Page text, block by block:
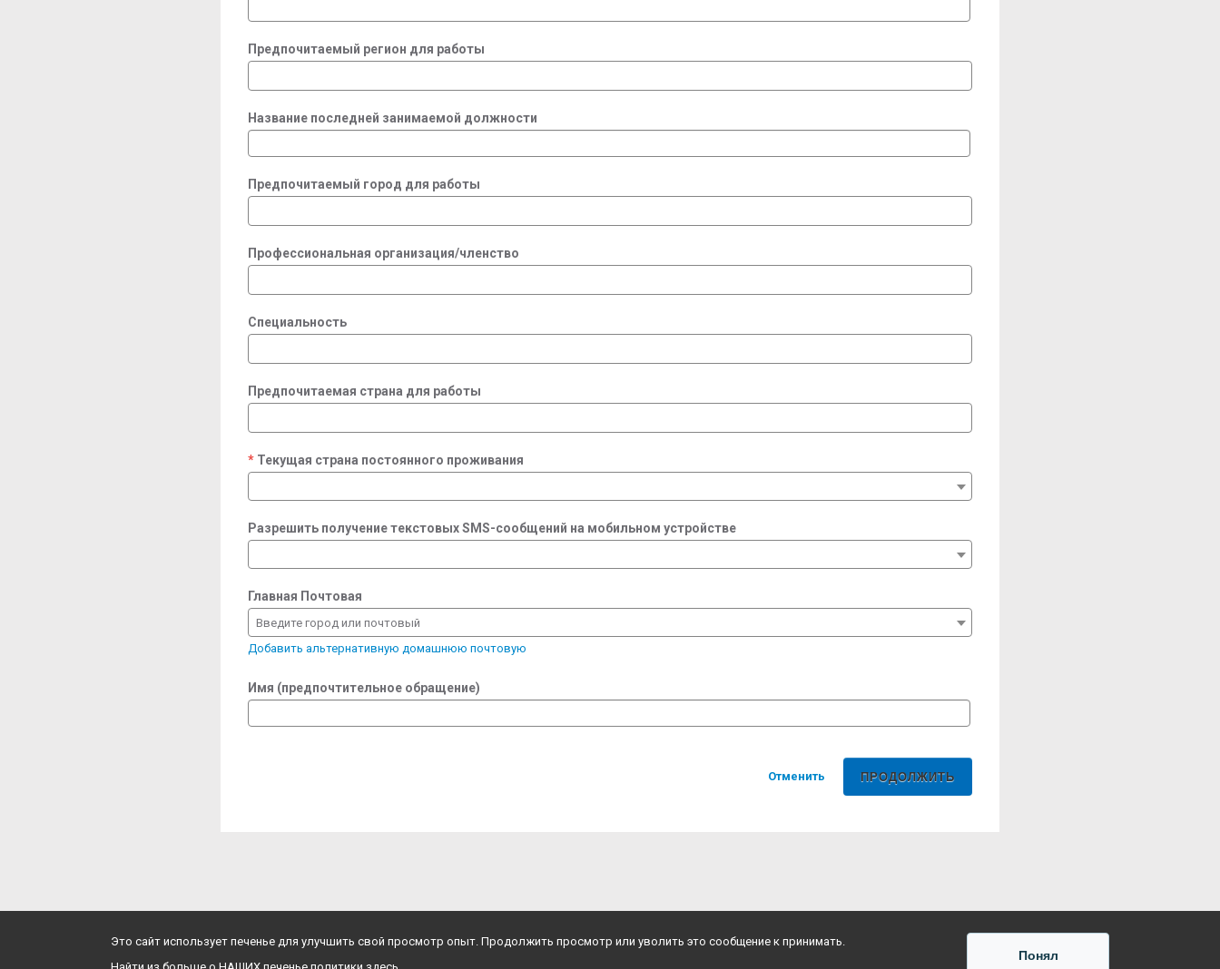
Предпочитаемый регион для работы
Название последней занимаемой должности
Предпочитаемый город для работы
Профессиональная организация/членство
Специальность
Предпочитаемая страна для работы
Текущая страна постоянного проживания
required
Разрешить получение текстовых SMS-сообщений на мобильном устройстве
Главная Почтовая
Введите город или почтовый
Добавить альтернативную домашнюю почтовую
Имя (предпочтительное обращение)
Отменить
Это сайт использует печенье для улучшить свой просмотр опыт. Продолжить просмотр или уволить это сообщение к принимать.
Понял